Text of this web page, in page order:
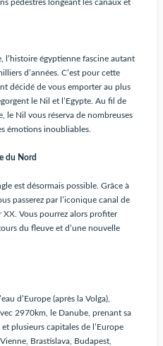
pédestres longeant les canaux et
l’histoire égyptienne fascine autant
d’années. C’est pour cette
décidé de vous emporter au plus
le Nil et l’Egypte. Au fil de
le Nil vous réserva de nombreuses
émotions inoubliables.
du Nord
est désormais possible. Grâce à
passerez par l’iconique canal de
Vous pourrez alors profiter
du fleuve et d’une nouvelle
d’Europe (après la Volga),
2970km, le Danube, prenant sa
plusieurs capitales de l’Europe
Brastislava, Budapest,